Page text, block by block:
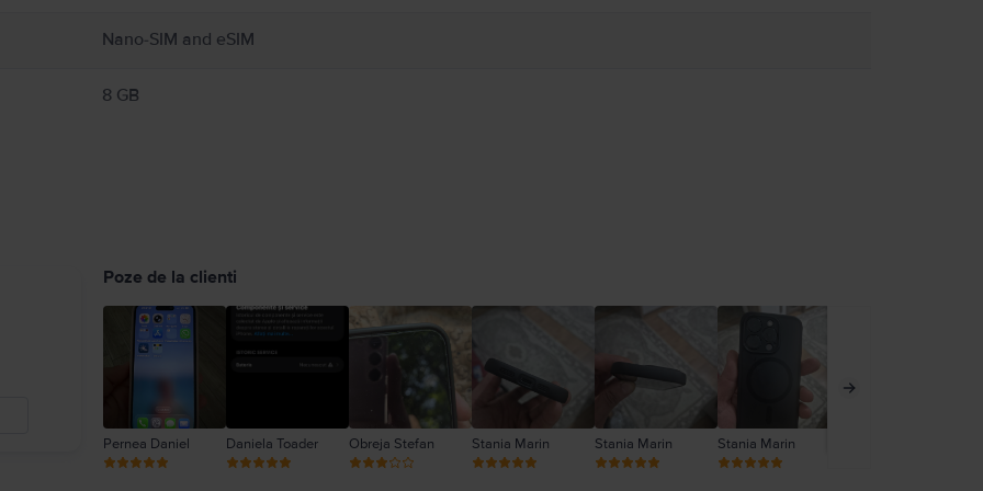
Nano-SIM and eSIM
8 GB
Poze de la clienti
Pernea Daniel Daniela Toader Obreja Stefan Stania Marin Stania Marin Stania Marin